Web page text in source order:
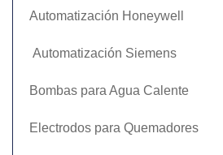
Automatización Honeywell
Automatización Siemens
Bombas para Agua Calente
Electrodos para Quemadores